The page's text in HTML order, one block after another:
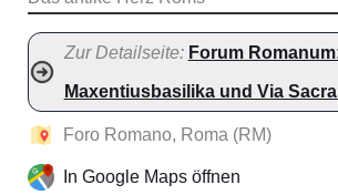
Zur Detailseite: Forum
Maxentiusbasilika und Via
Foro Romano, Roma (RM)
In Google Maps öffnen